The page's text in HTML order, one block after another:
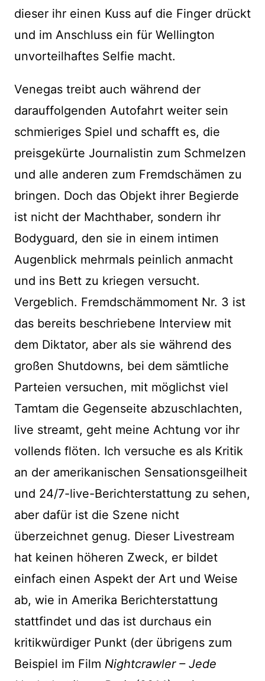
dieser ihr einen Kuss auf die Finger drückt
und im Anschluss ein für Wellington
unvorteilhaftes Selfie macht.
Venegas treibt auch während der
darauffolgenden Autofahrt weiter sein
schmieriges Spiel und schafft es, die
preisgekürte Journalistin zum Schmelzen
und alle anderen zum Fremdschämen zu
bringen. Doch das Objekt ihrer Begierde
ist nicht der Machthaber, sondern ihr
Bodyguard, den sie in einem intimen
Augenblick mehrmals peinlich anmacht
und ins Bett zu kriegen versucht.
Vergeblich. Fremdschämmoment Nr. 3 ist
das bereits beschriebene Interview mit
dem Diktator, aber als sie während des
großen Shutdowns, bei dem sämtliche
Parteien versuchen, mit möglichst viel
Tamtam die Gegenseite abzuschlachten,
live streamt, geht meine Achtung vor ihr
vollends flöten. Ich versuche es als Kritik
an der amerikanischen Sensationsgeilheit
und 24/7-live-Berichterstattung zu sehen,
aber dafür ist die Szene nicht
überzeichnet genug. Dieser Livestream
hat keinen höheren Zweck, er bildet
einfach einen Aspekt der Art und Weise
ab, wie in Amerika Berichterstattung
stattfindet und das ist durchaus ein
kritikwürdiger Punkt (der übrigens zum
Beispiel im Film Nightcrawler – Jede